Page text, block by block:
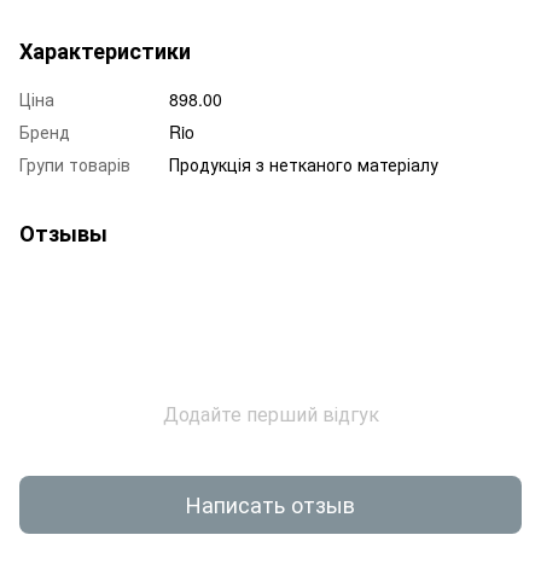
Характеристики
Ціна
898.00
Бренд
Rio
Групи товарів
Продукція з нетканого матеріалу
Отзывы
Додайте перший відгук
Написать отзыв